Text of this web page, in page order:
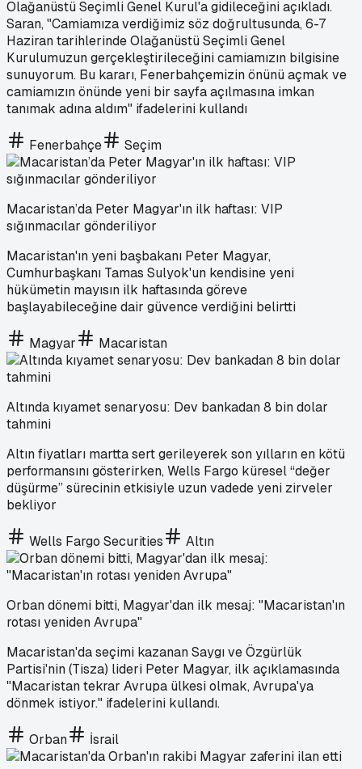
Olağanüstü Seçimli Genel Kurul'a gidileceğini açıkladı.
Saran, "Camiamıza verdiğimiz söz doğrultusunda, 6-7
Haziran tarihlerinde Olağanüstü Seçimli Genel
Kurulumuzun gerçekleştirileceğini camiamızın bilgisine
sunuyorum. Bu kararı, Fenerbahçemizin önünü açmak ve
camiamızın önünde yeni bir sayfa açılmasına imkan
tanımak adına aldım" ifadelerini kullandı
Fenerbahçe Seçim
Macaristan’da Peter Magyar'ın ilk haftası: VIP
sığınmacılar gönderiliyor
Macaristan'ın yeni başbakanı Peter Magyar,
Cumhurbaşkanı Tamas Sulyok'un kendisine yeni
hükümetin mayısın ilk haftasında göreve
başlayabileceğine dair güvence verdiğini belirtti
Magyar Macaristan
Altında kıyamet senaryosu: Dev bankadan 8 bin dolar
tahmini
Altın fiyatları martta sert gerileyerek son yılların en kötü
performansını gösterirken, Wells Fargo küresel “değer
düşürme” sürecinin etkisiyle uzun vadede yeni zirveler
bekliyor
Wells Fargo Securities Altın
Orban dönemi bitti, Magyar'dan ilk mesaj: "Macaristan'ın
rotası yeniden Avrupa"
Macaristan'da seçimi kazanan Saygı ve Özgürlük
Partisi'nin (Tisza) lideri Peter Magyar, ilk açıklamasında
"Macaristan tekrar Avrupa ülkesi olmak, Avrupa'ya
dönmek istiyor." ifadelerini kullandı.
Orban İsrail